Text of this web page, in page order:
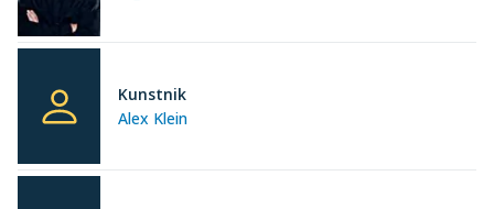
Alex Klein
Kunstnik